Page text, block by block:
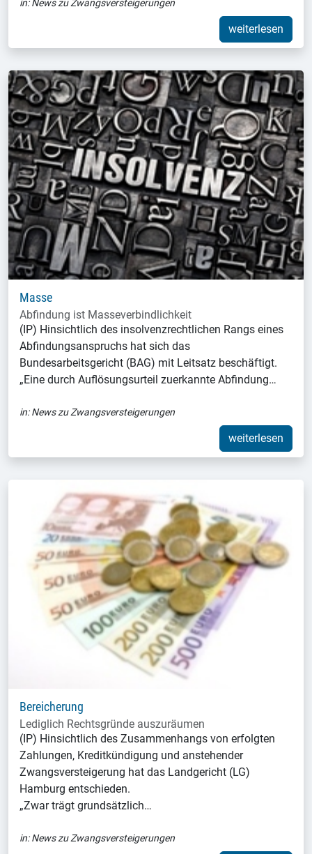
in:News zu Zwangsversteigerungen
weiterlesen
Masse
Abfindung ist Masseverbindlichkeit
(IP) Hinsichtlich des insolvenzrechtlichen Rangs eines
Abfindungsanspruchs hat sich das
Bundesarbeitsgericht (BAG) mit Leitsatz beschäftigt.
„Eine durch Auflösungsurteil zuerkannte Abfindung…
in:News zu Zwangsversteigerungen
weiterlesen
Bereicherung
Lediglich Rechtsgründe auszuräumen
(IP) Hinsichtlich des Zusammenhangs von erfolgten
Zahlungen, Kreditkündigung und anstehender
Zwangsversteigerung hat das Landgericht (LG)
Hamburg entschieden.
„Zwar trägt grundsätzlich…
in:News zu Zwangsversteigerungen